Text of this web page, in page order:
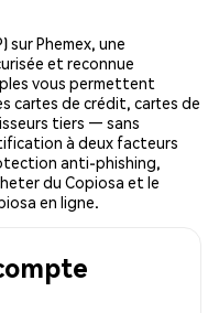
sur Phemex, une
et reconnue
vous permettent
cartes de crédit, cartes de
tiers — sans
à deux facteurs
anti-phishing,
du Copiosa et le
en ligne.